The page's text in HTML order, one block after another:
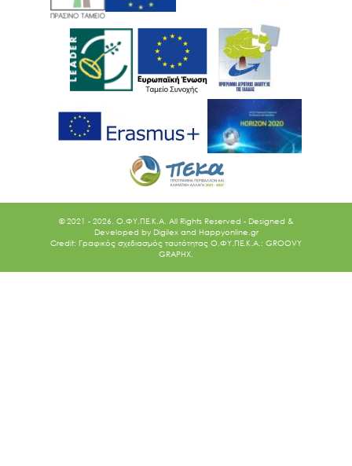
© 2021 - 2026. O.ΦΥ.ΠΕ.Κ.Α. All Rights Reserved - Designed &
Developed by Digilex and Happyonline.gr
Credit: Γραφικός σχεδιασμός ταυτότητας Ο.ΦΥ.ΠΕ.Κ.Α.: GROOVY
GRAPHX.